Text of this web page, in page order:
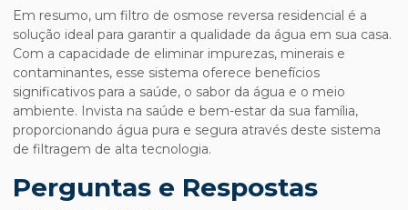
Em resumo, um filtro de osmose reversa residencial é a
solução ideal para garantir a qualidade da água em sua casa.
Com a capacidade de eliminar impurezas, minerais e
contaminantes, esse sistema oferece benefícios
significativos para a saúde, o sabor da água e o meio
ambiente. Invista na saúde e bem-estar da sua família,
proporcionando água pura e segura através deste sistema
de filtragem de alta tecnologia.
Perguntas e Respostas